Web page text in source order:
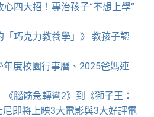
四大招！專治孩子“不想上學”
「巧克力教養學」》 教孩子認
度校園行事曆、2025爸媽連
腦筋急轉彎2》到《獅子王：
即將上映3大電影與3大好評電